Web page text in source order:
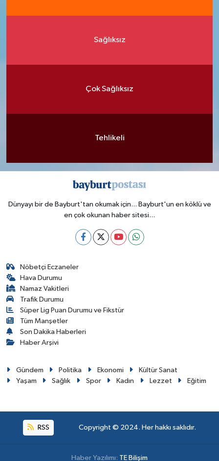
Sağlıksız
Çok Sağlıksız
Tehlikeli
Dünyayı bir de Bayburt'tan okumak için... Bayburt'un en köklü ve
en çok okunan haber sitesi...
Nöbetçi Eczaneler
Hava Durumu
Namaz Vakitleri
Trafik Durumu
Süper Lig Puan Durumu ve Fikstür
Tüm Manşetler
Son Dakika Haberleri
Haber Arşivi
Gündem Politika Ekonomi
Kültür Sanat
Yaşam
Sağlık Spor Kadın Lezzet Eğitim
RSS Copyright © 2024. Her hakkı saklıdır.
Haber Yazılımı: TE Bilişim